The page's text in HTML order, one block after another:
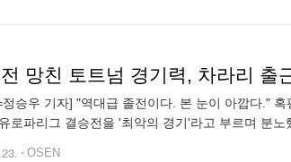
정승우 기자] "역대급 졸전이다. 본 눈이 아깝다."
로파리그 결승전을 '최악의 경기'라고 부르며 분
OSEN